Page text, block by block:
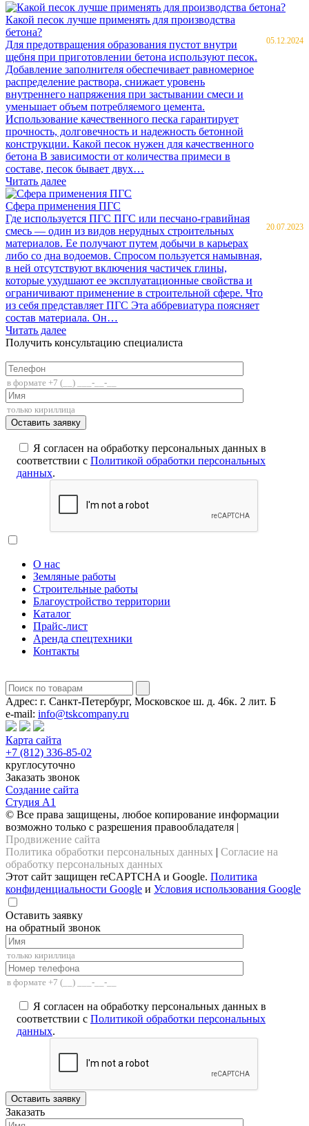
05.12.2024
Какой песок лучше применять для производства
бетона?
Для предотвращения образования пустот внутри
щебня при приготовлении бетона используют песок.
Добавление заполнителя обеспечивает равномерное
распределение раствора, снижает уровень
внутреннего напряжения при застывании смеси и
уменьшает объем потребляемого цемента.
Использование качественного песка гарантирует
прочность, долговечность и надежность бетонной
конструкции. Какой песок нужен для качественного
бетона В зависимости от количества примеси в
составе, песок бывает двух…
Читать далее
20.07.2023
Сфера применения ПГС
Где используется ПГС ПГС или песчано-гравийная
смесь — один из видов нерудных строительных
материалов. Ее получают путем добычи в карьерах
либо со дна водоемов. Спросом пользуется намывная,
в ней отсутствуют включения частичек глины,
которые ухудшают ее эксплуатационные свойства и
ограничивают применение в строительной сфере. Что
из себя представляет ПГС Эта аббревиатура поясняет
состав материала. Он…
Читать далее
Получить консультацию специалиста
Я согласен на обработку персональных данных в
соответствии с Политикой обработки персональных
данных.
О нас
Земляные работы
Строительные работы
Благоустройство территории
Каталог
Прайс-лист
Аренда спецтехники
Контакты
Адрес: г. Санкт-Петербург, Московское ш. д. 46к. 2 лит. Б
e-mail: info@tskcompany.ru
Карта сайта
+7 (812) 336-85-02
круглосуточно
Заказать звонок
Создание сайта
Студия А1
© Все права защищены, любое копирование информации
возможно только с разрешения правообладателя |
Продвижение сайта
Политика обработки персональных данных | Согласие на
обработку персональных данных
Этот сайт защищен reCAPTCHA и Google. Политика
конфиденциальности Google и Условия использования Google
Оставить заявку
на обратный звонок
Я согласен на обработку персональных данных в
соответствии с Политикой обработки персональных
данных.
Заказать